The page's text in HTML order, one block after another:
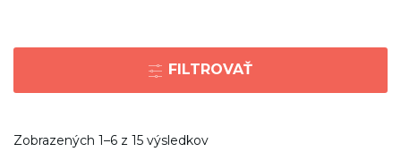
FILTROVAŤ
Zobrazených 1–6 z 15 výsledkov